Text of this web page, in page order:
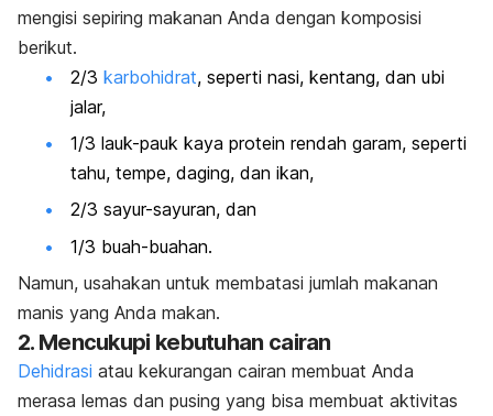
mengisi sepiring makanan Anda dengan komposisi
berikut.
2/3 karbohidrat, seperti nasi, kentang, dan ubi
jalar,
1/3 lauk-pauk kaya protein rendah garam, seperti
tahu, tempe, daging, dan ikan,
2/3 sayur-sayuran, dan
1/3 buah-buahan.
Namun, usahakan untuk membatasi jumlah makanan
manis yang Anda makan.
2. Mencukupi kebutuhan cairan
Dehidrasi atau kekurangan cairan membuat Anda
merasa lemas dan pusing yang bisa membuat aktivitas